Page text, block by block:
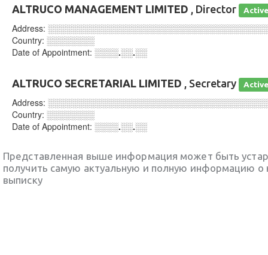
ALTRUCO MANAGEMENT LIMITED , Director
Address:
Country: ░░░░░░░░
Date of Appointment: ░░░░.░░.░░
ALTRUCO SECRETARIAL LIMITED , Secretary
Address:
Country: ░░░░░░░░
Date of Appointment: ░░░░.░░.░░
Представленная выше информация может быть
получить самую актуальную и полную информацию о
выписку